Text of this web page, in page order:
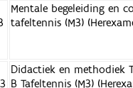
Mentale begeleiding en
tafeltennis (M3)
Didactiek en methodiek
B Tafeltennis (M3)